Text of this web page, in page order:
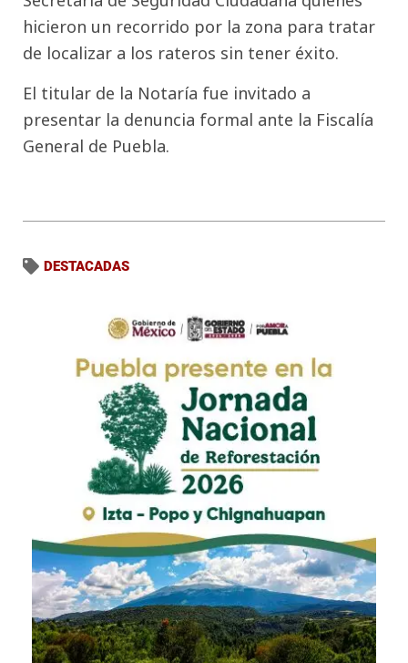
hicieron un recorrido por la zona para tratar
de localizar a los rateros sin tener éxito.
El titular de la Notaría fue invitado a
presentar la denuncia formal ante la Fiscalía
General de Puebla.
DESTACADAS